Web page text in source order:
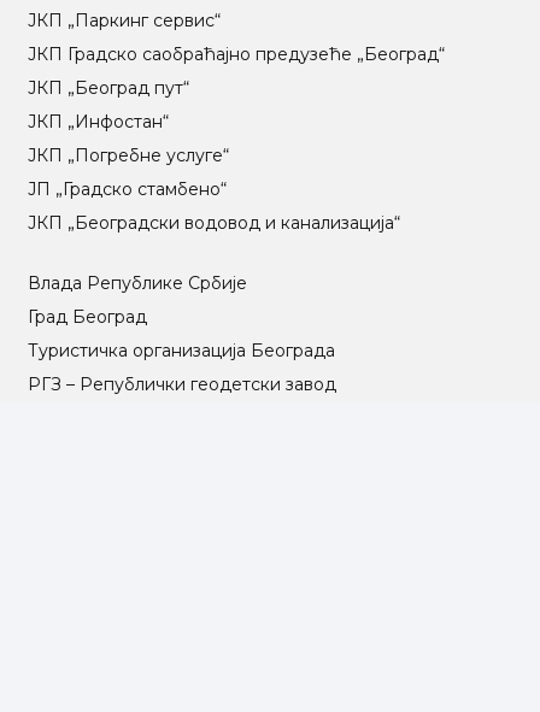
ЈКП „Паркинг сервис“
ЈКП Градско саобраћајно предузеће „Београд“
ЈКП „Београд пут“
ЈКП „Инфостан“
ЈКП „Погребне услуге“
ЈП „Градско стамбено“
ЈКП „Београдски водовод и канализација“
Влада Републике Србије
Град Београд
Туристичка организација Београда
РГЗ – Републички геодетски завод